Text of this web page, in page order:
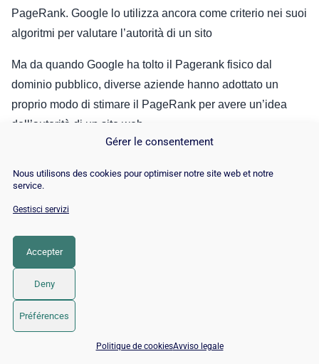
Gérer le consentement
Nous utilisons des cookies pour optimiser notre site web et notre
service.
Gestisci servizi
Accepter
Deny
Préférences
Politique de cookiesAvviso legale
PageRank. Google lo utilizza ancora come criterio nei suoi
algoritmi per valutare l’autorità di un sito
Ma da quando Google ha tolto il Pagerank fisico dal
dominio pubblico, diverse aziende hanno adottato un
proprio modo di stimare il PageRank per avere un’idea
dell’autorità di un sito web.
nota come “Score Authority”, sembra essere affidabile
📅 Prenota 15 min con un esperto SEO / GEO